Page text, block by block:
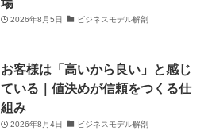
2026年8月5日 ビジネスモデル解剖
お客様は「高いから良い」と感じ
ている｜値決めが信頼をつくる仕
組み
2026年8月4日 ビジネスモデル解剖